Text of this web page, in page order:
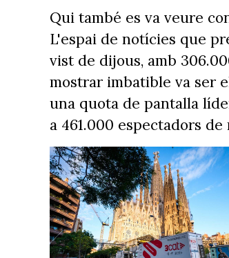
Qui també es va veure
L'espai de notícies que
vist de dijous, amb
mostrar imbatible va ser
una quota de pantalla
a 461.000 espectadors de